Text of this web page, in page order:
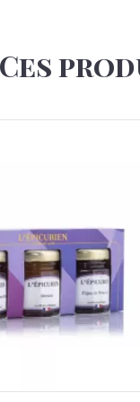
Ces